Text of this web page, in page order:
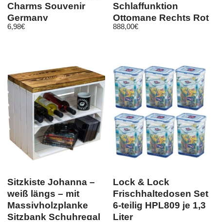
Charms Souvenir
Germany
6,98€
Schlaffunktion
Ottomane Rechts Rot
888,00€
Sitzkiste Johanna –
weiß längs – mit
Massivholzplanke
Sitzbank Schuhregal
Lock & Lock
Frischhaltedosen Set
6-teilig HPL809 je 1,3
Liter